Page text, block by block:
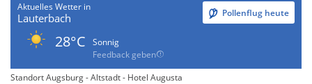
Aktuelles Wetter in
Lauterbach Pollenflug heute
28°C
Sonnig
Feedback geben
Standort Augsburg - Altstadt - Hotel Augusta